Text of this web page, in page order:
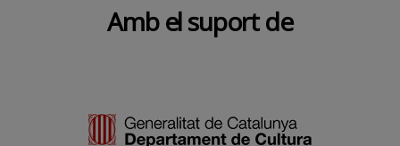
Amb el suport de